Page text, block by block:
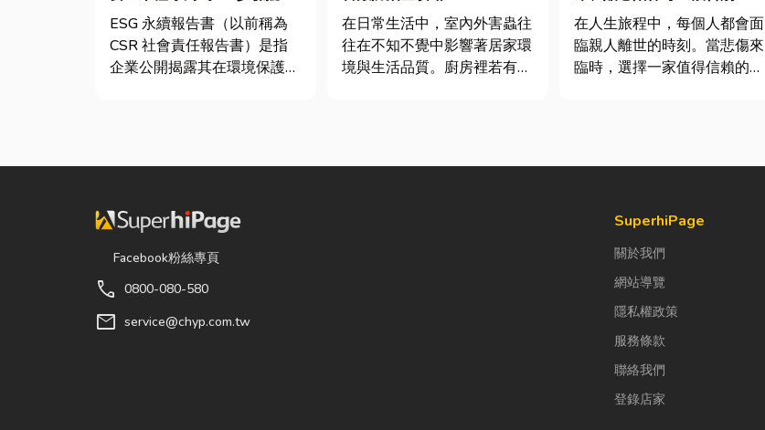
綠色轉型焦慮
ESG 永續報告書（以前稱為
CSR 社會責任報告書）是指
企業公開揭露其在環境保護
司，為...
在日常生活中，室內外害蟲往
往在不知不覺中影響著居家環
境與生活品質。廚房裡若有食
在人生旅程中，每個人都會面
臨親人離世的時刻。當悲傷來
臨時，選擇一家值得信賴的台
讓家屬...
Facebook粉絲專頁
call 0800-080-580
mail service@chyp.com.tw
SuperhiPage
關於我們
網站導覽
隱私權政策
服務條款
聯絡我們
登錄店家